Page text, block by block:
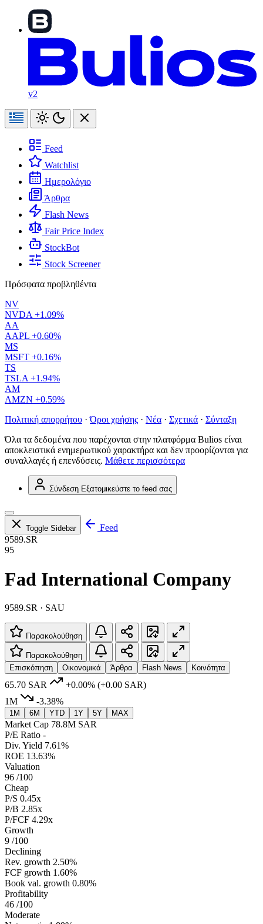
v2
Feed
Watchlist
Ημερολόγιο
Άρθρα
Flash News
Fair Price Index
StockBot
Stock Screener
Πρόσφατα προβληθέντα
NV
NVDA +1.09%
AA
AAPL +0.60%
MS
MSFT +0.16%
TS
TSLA +1.94%
AM
AMZN +0.59%
Πολιτική απορρήτου · Όροι χρήσης · Νέα · Σχετικά · Σύνταξη
Όλα τα δεδομένα που παρέχονται στην πλατφόρμα Bulios είναι
αποκλειστικά ενημερωτικού χαρακτήρα και δεν προορίζονται για
συναλλαγές ή επενδύσεις. Μάθετε περισσότερα
Σύνδεση Εξατομικεύστε το feed σας
Toggle Sidebar
Feed
9589.SR
95
Fad International Company
9589.SR · SAU
Παρακολούθηση
Παρακολούθηση
Επισκόπηση
Οικονομικά Άρθρα Flash News Κοινότητα
65.70 SAR +0.00% (+0.00 SAR)
1M
-3.38%
1M 6M YTD 1Y 5Y MAX
Market Cap 78.8M SAR
P/E Ratio -
Div. Yield 7.61%
ROE 13.63%
Valuation
96 /100
Cheap
P/S 0.45x
P/B 2.85x
P/FCF 4.29x
Growth
9 /100
Declining
Rev. growth 2.50%
FCF growth 1.60%
Book val. growth 0.80%
Profitability
46 /100
Moderate